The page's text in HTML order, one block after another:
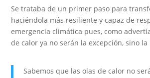
Se trataba de un primer paso para
haciéndola más resiliente y capaz de
emergencia climática pues, como
de calor ya no serán la excepción, sino la
Sabemos que las olas de calor no